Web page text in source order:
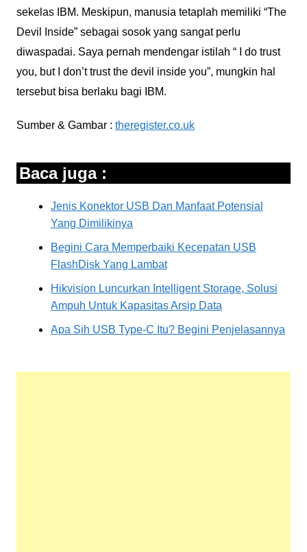
sekelas IBM. Meskipun, manusia tetaplah memiliki “The
Devil Inside” sebagai sosok yang sangat perlu
diwaspadai. Saya pernah mendengar istilah “ I do trust
you, but I don’t trust the devil inside you”, mungkin hal
tersebut bisa berlaku bagi IBM.
Sumber & Gambar : theregister.co.uk
Baca juga :
Jenis Konektor USB Dan Manfaat Potensial
Yang Dimilikinya
Begini Cara Memperbaiki Kecepatan USB
FlashDisk Yang Lambat
Hikvision Luncurkan Intelligent Storage, Solusi
Ampuh Untuk Kapasitas Arsip Data
Apa Sih USB Type-C Itu? Begini Penjelasannya